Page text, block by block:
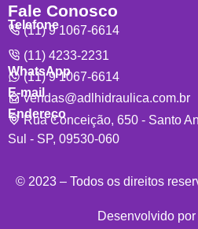
Fale Conosco
Telefone
(11) 9 1067-6614
(11) 4233-2231
WhatsApp
(11) 9 1067-6614
E-mail
vendas@adlhidraulica.com.br
Endereço
Rua Conceição, 650 - Santo
Sul - SP, 09530-060
© 2023 – Todos os direitos
Desenvolvido por